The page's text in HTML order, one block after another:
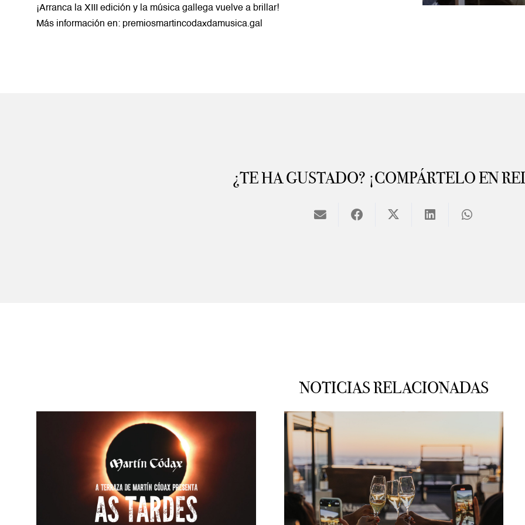
¡Arranca la XIII edición y la música gallega vuelve a brillar!
Más información en: premiosmartincodaxdamusica.gal
¿TE HA GUSTADO? ¡COMPÁRTELO EN
NOTICIAS RELACIONADAS